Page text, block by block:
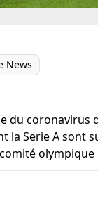
News
du coronavirus
la Serie A sont